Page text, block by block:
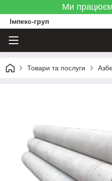
Ми
Імпекс-груп
Товари та послуги